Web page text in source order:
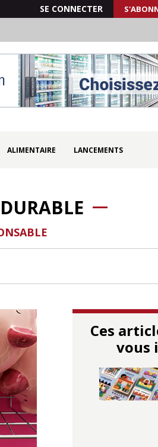
SE CONNECTER
ALIMENTAIRE LANCEMENTS
Ces
vous